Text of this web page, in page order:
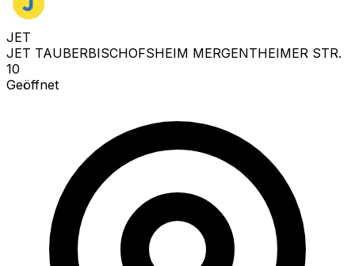
JET
JET TAUBERBISCHOFSHEIM MERGENTHEIMER STR.
10
Geöffnet